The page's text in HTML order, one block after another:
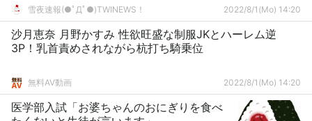
雪夜速報(●ﾟДﾟ●)TWINEWS！ 2022/8/1(Mo) 14:20
沙月恵奈 月野かすみ 性欲旺盛な制服JKとハーレム逆
3P！乳首責めされながら杭打ち騎乗位
無料AV動画 2022/8/1(Mo) 14:20
医学部入試「お婆ちゃんのおにぎりを食べ